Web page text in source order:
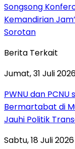
Songsong
Kemandirian
Sorotan
Berita Terkait
Jumat, 31 Juli
PWNU dan
Bermartabat di
Jauhi Politik
Sabtu, 18 Juli 2026